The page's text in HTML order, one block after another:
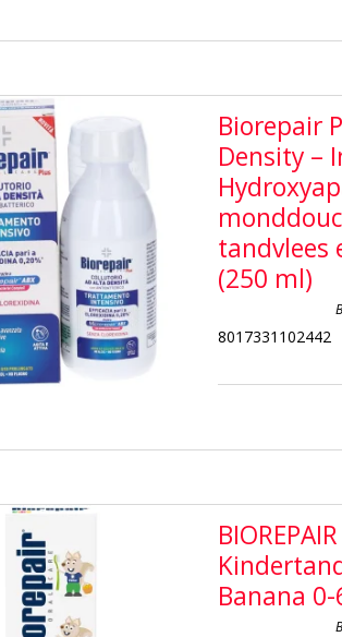
Biorepair
Density –
tandvlees
(250 ml)
8017331102442
Banana